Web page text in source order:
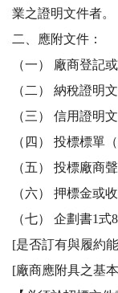
業之證明文件者。
二、應附文件：
（一） 廠商登記
（二） 納稅證明
（三） 信用證明
（四） 投標標單（
（五） 投標廠商
（六） 押標金或
（七） 企劃書1式
[是否訂有與履約
[廠商應附具之基